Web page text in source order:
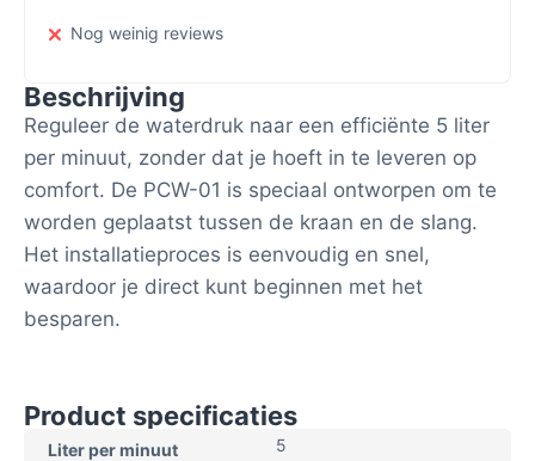
Nog weinig reviews
Beschrijving
Reguleer de waterdruk naar een efficiënte 5 liter
per minuut, zonder dat je hoeft in te leveren op
comfort. De PCW-01 is speciaal ontworpen om te
worden geplaatst tussen de kraan en de slang.
Het installatieproces is eenvoudig en snel,
waardoor je direct kunt beginnen met het
besparen.
Product specificaties
Liter per minuut 5